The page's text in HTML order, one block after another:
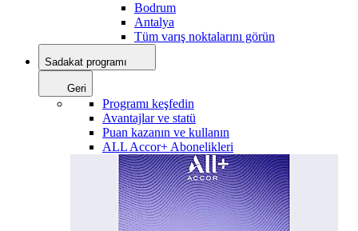
Bodrum
Antalya
Tüm varış noktalarını görün
Sadakat programı
Geri
Programı keşfedin
Avantajlar ve statü
Puan kazanın ve kullanın
ALL Accor+ Abonelikleri